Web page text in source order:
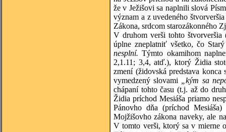
že v Ježišovi sa naplnili slová
význam a z uvedeného
Zákona, srdcom starozákonného
V druhom verši tohto štvorveršia
úplne zneplatniť všetko, čo
nesplní.Týmto okamihom
2,1.11; 3,4, atď.), ktorý Židia
zmení (židovská predstava
vymedzený slovami
„kým sa
chápaní tohto času (t.j. až do
Židia príchod Mesiáša priamo
Pánovho dňa (príchod
Mojžišovho zákona naveky, ale
V tomto verši, ktorý sa v mierne